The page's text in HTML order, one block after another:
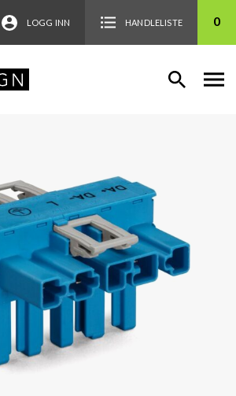
LOGG INN HANDLELISTE 0